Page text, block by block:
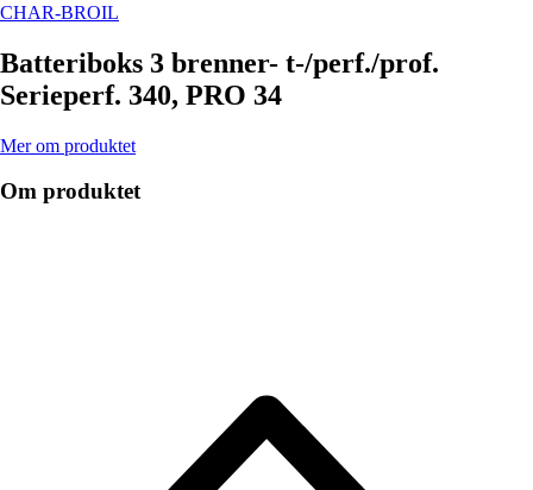
CHAR-BROIL
Batteriboks 3 brenner- t-/perf./prof.
Serieperf. 340, PRO 34
Mer om produktet
Om produktet